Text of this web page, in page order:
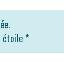
étoile *